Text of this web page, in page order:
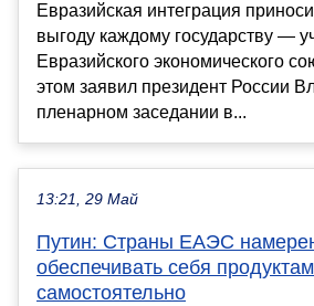
Евразийская интеграция
выгоду каждому государству —
Евразийского экономического
этом заявил президент России
пленарном заседании в...
13:21, 29 Май
Путин: Страны ЕАЭС
обеспечивать себя
самостоятельно